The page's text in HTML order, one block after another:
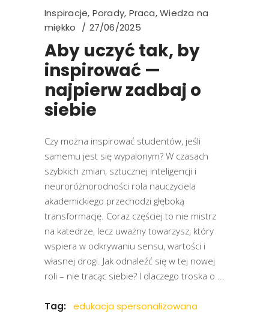
Inspiracje, Porady, Praca,Wiedza na
miękko
27/06/2025
Aby uczyć tak, by
inspirować —
najpierw zadbaj o
siebie
Czy można inspirować studentów, jeśli
samemu jest się wypalonym? W czasach
szybkich zmian, sztucznej inteligencji i
neuroróżnorodności rola nauczyciela
akademickiego przechodzi głęboką
transformację. Coraz częściej to nie mistrz
na katedrze, lecz uważny towarzysz, który
wspiera w odkrywaniu sensu, wartości i
własnej drogi. Jak odnaleźć się w tej nowej
roli – nie tracąc siebie? I dlaczego troska o
Tag:
edukacja spersonalizowana